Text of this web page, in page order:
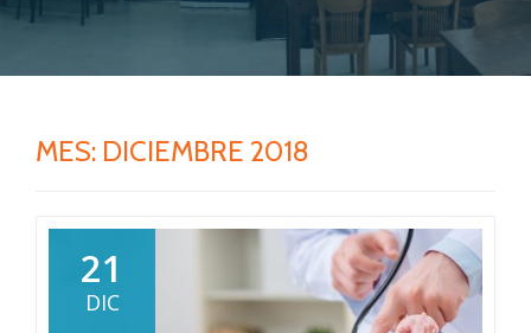
MES: DICIEMBRE 2018
21
DIC